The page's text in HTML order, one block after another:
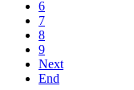
6
7
8
9
Next
End